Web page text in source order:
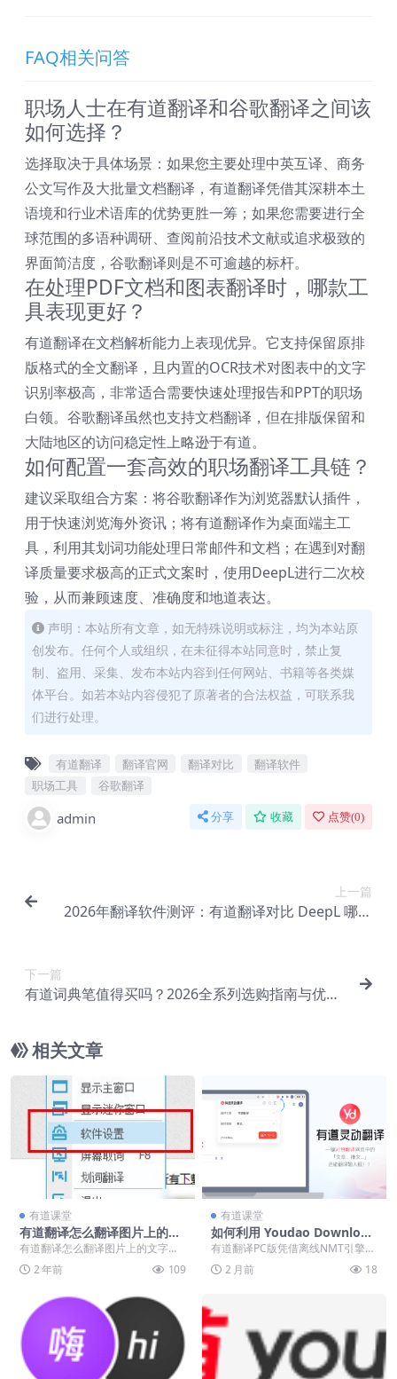
FAQ相关问答
职场人士在有道翻译和谷歌翻译之间该
如何选择？
选择取决于具体场景：如果您主要处理中英互译、商务
公文写作及大批量文档翻译，有道翻译凭借其深耕本土
语境和行业术语库的优势更胜一筹；如果您需要进行全
球范围的多语种调研、查阅前沿技术文献或追求极致的
界面简洁度，谷歌翻译则是不可逾越的标杆。
在处理PDF文档和图表翻译时，哪款工
具表现更好？
有道翻译在文档解析能力上表现优异。它支持保留原排
版格式的全文翻译，且内置的OCR技术对图表中的文字
识别率极高，非常适合需要快速处理报告和PPT的职场
白领。谷歌翻译虽然也支持文档翻译，但在排版保留和
大陆地区的访问稳定性上略逊于有道。
如何配置一套高效的职场翻译工具链？
建议采取组合方案：将谷歌翻译作为浏览器默认插件，
用于快速浏览海外资讯；将有道翻译作为桌面端主工
具，利用其划词功能处理日常邮件和文档；在遇到对翻
译质量要求极高的正式文案时，使用DeepL进行二次校
验，从而兼顾速度、准确度和地道表达。
声明：本站所有文章，如无特殊说明或标注，均为本站原
创发布。任何个人或组织，在未征得本站同意时，禁止复
制、盗用、采集、发布本站内容到任何网站、书籍等各类媒
体平台。如若本站内容侵犯了原著者的合法权益，可联系我
们进行处理。
有道翻译 翻译官网 翻译对比
翻译软件
职场工具
谷歌翻译
admin 分享 收藏 点赞(0)
上一篇
2026年翻译软件测评：有道翻译对比 DeepL 哪个
下一篇
有道词典笔值得买吗？2026全系列选购指南与优缺
相关文章
有道课堂
有道翻译怎么翻译图片上的文
字？
有道翻译怎么翻译图片上的文字？
我们在阅读图片上文字的时候，看
到图片上的英文想知...
2 年前 109
有道课堂
如何利用 Youdao Download
for PC 实现网页与离线文本免
有道翻译PC版凭借离线NMT引擎与
AES加密，实现在断网时极速互译
并保护商业机密...
2 月前 18